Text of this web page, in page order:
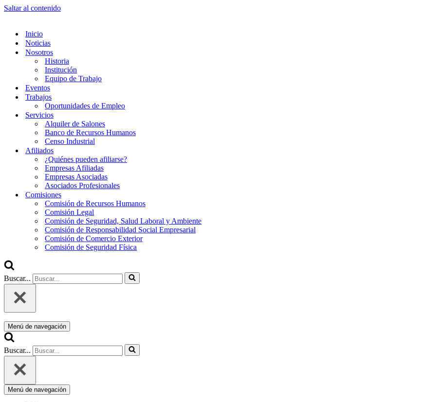
Saltar al contenido
Inicio
Noticias
Nosotros
Historia
Institución
Equipo de Trabajo
Eventos
Trabajos
Oportunidades de Empleo
Servicios
Alquiler de Salones
Banco de Recursos Humanos
Censo Industrial
Afiliados
¿Quiénes pueden afiliarse?
Empresas Afiliadas
Empresas Asociadas
Asociados Profesionales
Comisiones
Comisión de Recursos Humanos
Comisión Legal
Comisión de Seguridad, Salud Laboral y Ambiente
Comisión de Responsabilidad Social Empresarial
Comisión de Comercio Exterior
Comisión de Seguridad Física
Buscar...
Menú de navegación
Buscar...
Menú de navegación